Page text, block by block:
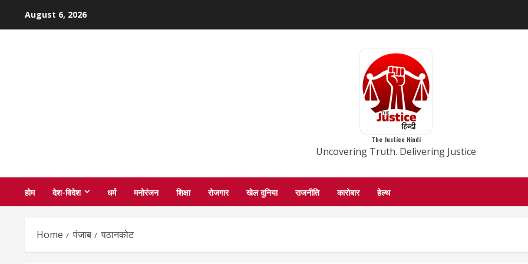
August 6, 2026
The Justice Hindi
Uncovering Truth. Delivering Justice
होम देश-विदेश धर्म मनोरंजन शिक्षा रोजगार खेल दुनिया राजनीति कारोबार हेल्थ
Home पंजाब पठानकोट